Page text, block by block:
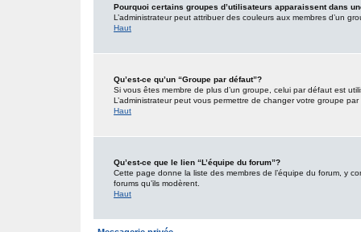
Pourquoi certains groupes d’utilisateurs apparaissent dans
L’administrateur peut attribuer des couleurs aux membres d’un
Haut
Qu’est-ce qu’un “Groupe par défaut”?
Si vous êtes membre de plus d’un groupe, celui par défaut est
L’administrateur peut vous permettre de changer votre groupe
Haut
Qu’est-ce que le lien “L’équipe du forum”?
Cette page donne la liste des membres de l’équipe du forum, y
forums qu’ils modèrent.
Haut